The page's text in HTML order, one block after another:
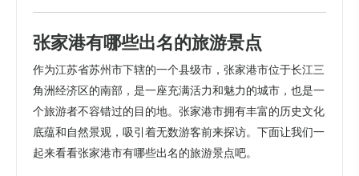
张家港有哪些出名的旅游景点
作为江苏省苏州市下辖的一个县级市，张家港市位于长江三
角洲经济区的南部，是一座充满活力和魅力的城市，也是一
个旅游者不容错过的目的地。张家港市拥有丰富的历史文化
底蕴和自然景观，吸引着无数游客前来探访。下面让我们一
起来看看张家港市有哪些出名的旅游景点吧。